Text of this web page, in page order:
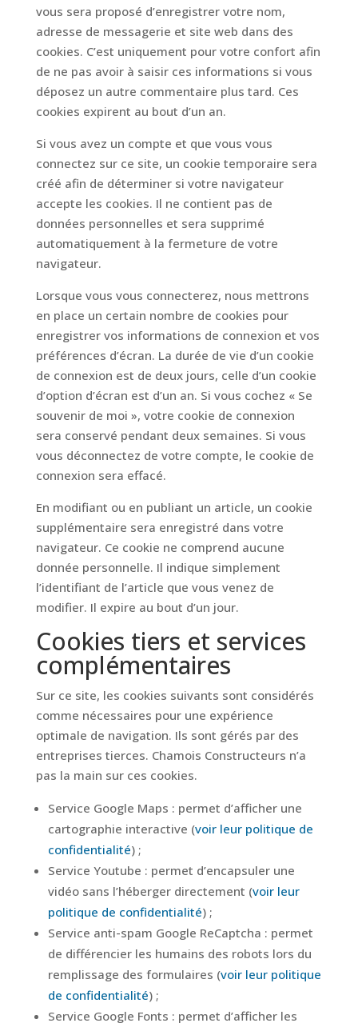
vous sera proposé d’enregistrer votre nom,
adresse de messagerie et site web dans des
cookies. C’est uniquement pour votre confort afin
de ne pas avoir à saisir ces informations si vous
déposez un autre commentaire plus tard. Ces
cookies expirent au bout d’un an.
Si vous avez un compte et que vous vous
connectez sur ce site, un cookie temporaire sera
créé afin de déterminer si votre navigateur
accepte les cookies. Il ne contient pas de
données personnelles et sera supprimé
automatiquement à la fermeture de votre
navigateur.
Lorsque vous vous connecterez, nous mettrons
en place un certain nombre de cookies pour
enregistrer vos informations de connexion et vos
préférences d’écran. La durée de vie d’un cookie
de connexion est de deux jours, celle d’un cookie
d’option d’écran est d’un an. Si vous cochez « Se
souvenir de moi », votre cookie de connexion
sera conservé pendant deux semaines. Si vous
vous déconnectez de votre compte, le cookie de
connexion sera effacé.
En modifiant ou en publiant un article, un cookie
supplémentaire sera enregistré dans votre
navigateur. Ce cookie ne comprend aucune
donnée personnelle. Il indique simplement
l’identifiant de l’article que vous venez de
modifier. Il expire au bout d’un jour.
Cookies tiers et services
complémentaires
Sur ce site, les cookies suivants sont considérés
comme nécessaires pour une expérience
optimale de navigation. Ils sont gérés par des
entreprises tierces. Chamois Constructeurs n’a
pas la main sur ces cookies.
Service Google Maps : permet d’afficher une
cartographie interactive (voir leur politique de
confidentialité) ;
Service Youtube : permet d’encapsuler une
vidéo sans l’héberger directement (voir leur
politique de confidentialité) ;
Service anti-spam Google ReCaptcha : permet
de différencier les humains des robots lors du
remplissage des formulaires (voir leur politique
de confidentialité) ;
Service Google Fonts : permet d’afficher les